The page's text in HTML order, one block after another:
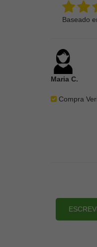
Baseado
Maria C.
Compra